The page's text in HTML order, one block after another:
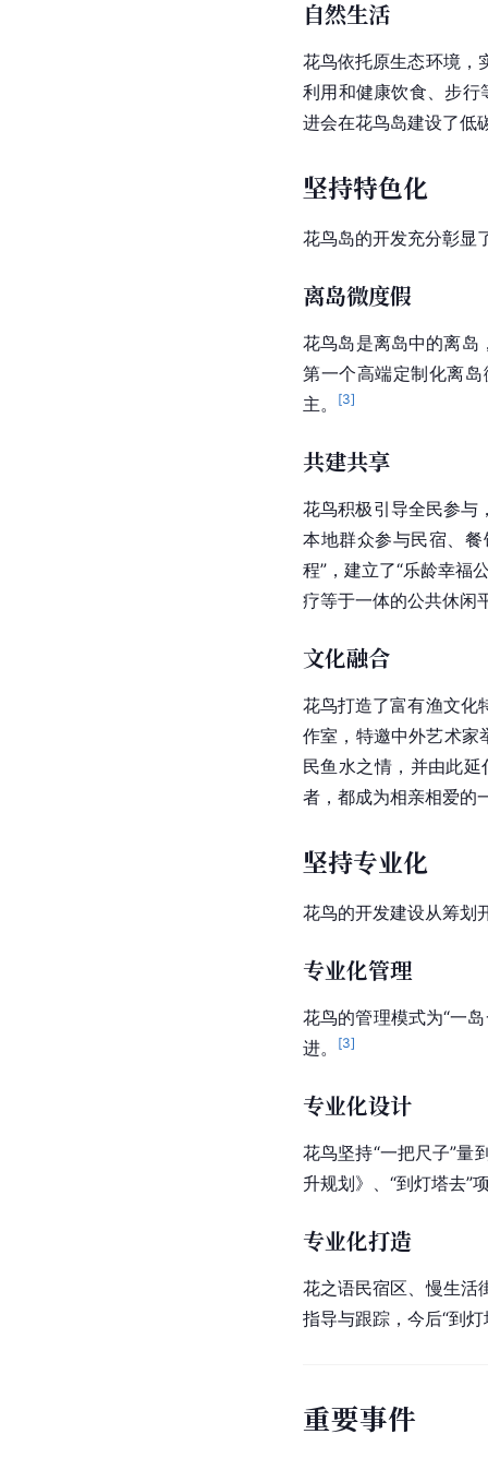
自然生活
花鸟依托原生态环境，
利用和健康饮食、步
进会在花鸟岛建设了低
坚持特色化
花鸟岛的开发充分彰显
离岛微度假
花鸟岛是离岛中的离岛
第一个高端定制化离
主。
[3]
共建共享
花鸟积极引导全民参与
本地群众参与民宿 、
程”，建立了“乐龄幸福
疗等于一体的公共休闲
文化融合
花鸟打造了富有渔文化
作室，特邀中外艺术家
民鱼水之情，并由此
者，都成为相亲相爱的
坚持专业化
花鸟的开发建设从筹划
专业化管理
花鸟的管理模式为“一
进。
[3]
专业化设计
花鸟坚持“一把尺子”量
升规划》、“到灯塔去”
专业化打造
花之语民宿区、慢生活
指导与跟踪，今后“到
重要事件